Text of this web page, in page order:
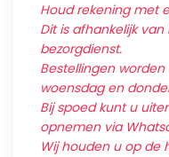
Houd rekening met
Dit is afhankelijk
bezorgdienst.
Bestellingen
woensdag en
Bij spoed kunt u
opnemen via
Wij houden u op de